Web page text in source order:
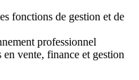
fonctions de gestion et de
professionnel
vente, finance et gestion